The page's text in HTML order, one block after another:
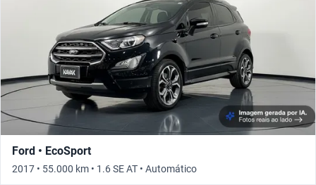
Ford • EcoSport
2017 • 55.000 km • 1.6 SE AT • Automático